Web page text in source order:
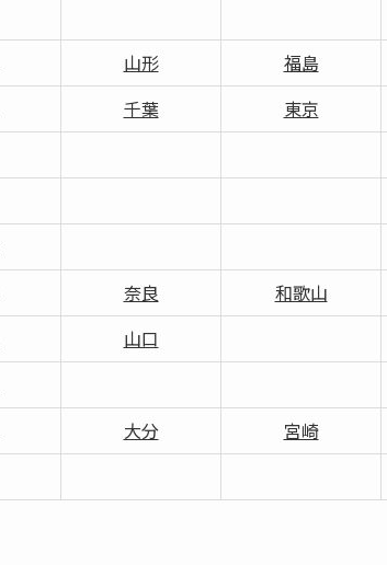
山形
福島
千葉 東京
奈良
和歌山
山口
大分 宮崎